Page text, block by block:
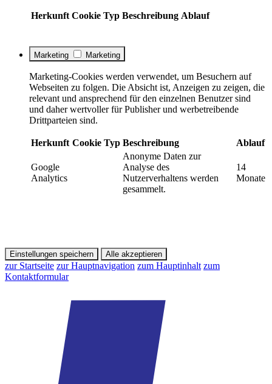
Herkunft Cookie Typ Beschreibung Ablauf
Marketing Marketing
Marketing-Cookies werden verwendet, um Besuchern auf
Webseiten zu folgen. Die Absicht ist, Anzeigen zu zeigen, die
relevant und ansprechend für den einzelnen Benutzer sind
und daher wertvoller für Publisher und werbetreibende
Drittparteien sind.
Herkunft Cookie Typ Beschreibung Ablauf
Google
Analytics
Anonyme Daten zur
Analyse des
Nutzerverhaltens werden
gesammelt.
14
Monate
Einstellungen speichern Alle akzeptieren
zur Startseite zur Hauptnavigation zum Hauptinhalt zum
Kontaktformular